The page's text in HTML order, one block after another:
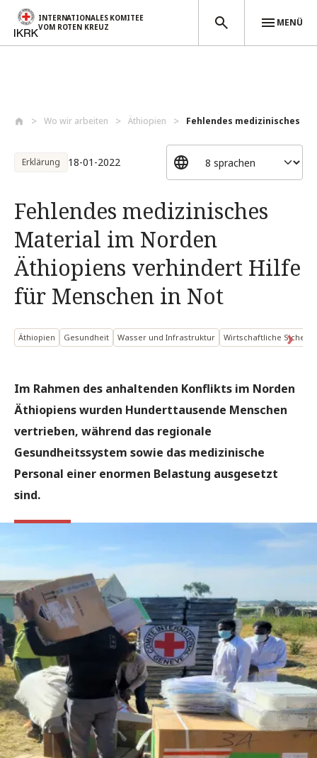
INTERNATIONALES KOMITEE
VOM ROTEN KREUZ
MENÜ
Wo wir arbeiten Äthiopien Fehlendes medizinisches
Erklärung 18-01-2022
Fehlendes medizinisches
Material im Norden
Äthiopiens verhindert Hilfe
für Menschen in Not
Äthiopien Gesundheit Wasser und Infrastruktur Wirtschaftliche
Im Rahmen des anhaltenden Konflikts im Norden
Äthiopiens wurden Hunderttausende Menschen
vertrieben, während das regionale
Gesundheitssystem sowie das medizinische
Personal einer enormen Belastung ausgesetzt
sind.